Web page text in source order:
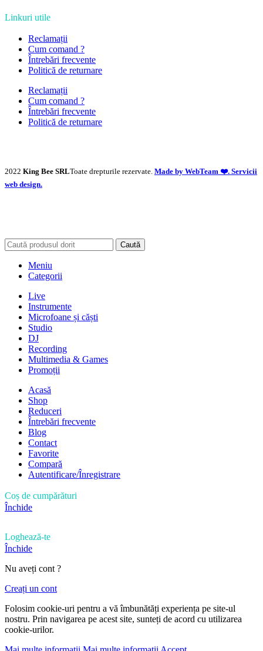
Linkuri utile
Reclamații
Cum comand ?
Întrebări frecvente
Politică de returnare
Reclamații
Cum comand ?
Întrebări frecvente
Politică de returnare
2022 King Bee SRLToate drepturile rezervate. Made by WebTeam ❤️. Servicii
web design.
Caută
Meniu
Categorii
Live
Instrumente
Microfoane și căști
Studio
DJ
Recording
Multimedia & Games
Promoții
Acasă
Shop
Reduceri
Întrebări frecvente
Blog
Contact
Favorite
Compară
Autentificare/Înregistrare
Coș de cumpărături
Închide
Loghează-te
Închide
Nu aveți cont ?
Creați un cont
Folosim cookie-uri pentru a vă îmbunătăți experiența pe site-ul
nostru. Prin navigarea pe acest site, sunteți de acord cu utilizarea
cookie-urilor.